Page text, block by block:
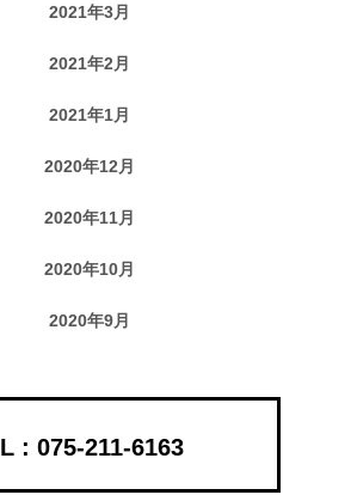
2021年3月
2021年2月
2021年1月
2020年12月
2020年11月
2020年10月
2020年9月
075-211-6163